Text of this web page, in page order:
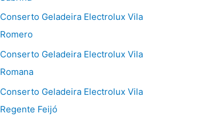
Conserto Geladeira Electrolux Vila
Romero
Conserto Geladeira Electrolux Vila
Romana
Conserto Geladeira Electrolux Vila
Regente Feijó